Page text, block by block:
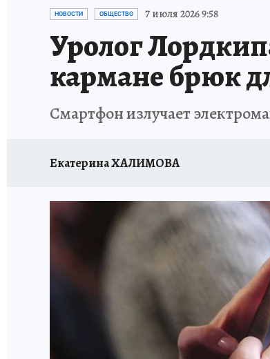
ОТДЫХ В РОССИИ ЗАПОВЕДНАЯ
НОВОСТИ ОБЩЕСТВО 7 июля 2026 9:58
Уролог
кармане брюк
Смартфон излучает
Екатерина ХАЛИМОВА